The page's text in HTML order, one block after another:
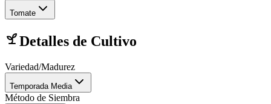
Tomate
Detalles de Cultivo
Variedad/Madurez
Temporada Media
Método de Siembra